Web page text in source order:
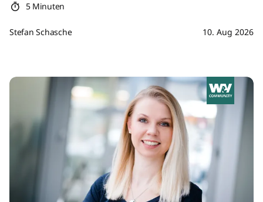
5 Minuten
Stefan Schasche 10. Aug 2026